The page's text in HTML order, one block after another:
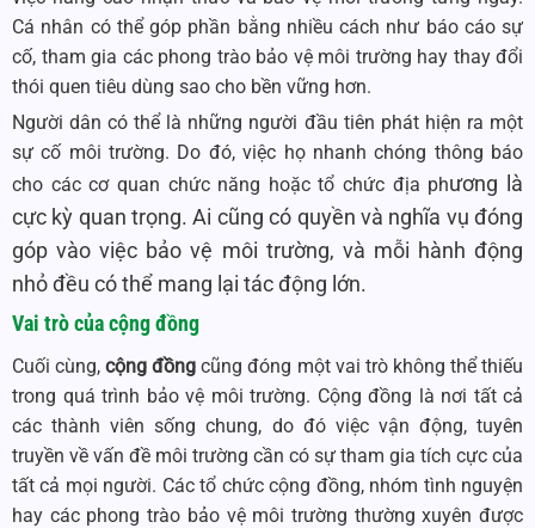
Cá nhân có thể góp phần bằng nhiều cách như báo cáo sự
cố, tham gia các phong trào bảo vệ môi trường hay thay đổi
thói quen tiêu dùng sao cho bền vững hơn.
Người dân có thể là những người đầu tiên phát hiện ra một
sự cố môi trường. Do đó, việc họ nhanh chóng thông báo
cho các cơ quan chức năng hoặc tổ chức địa phương là
cực kỳ quan trọng. Ai cũng có quyền và nghĩa vụ đóng
góp vào việc bảo vệ môi trường, và mỗi hành động
nhỏ đều có thể mang lại tác động lớn.
Vai trò của cộng đồng
Cuối cùng,cộng đồng cũng đóng một vai trò không thể thiếu
trong quá trình bảo vệ môi trường. Cộng đồng là nơi tất cả
các thành viên sống chung, do đó việc vận động, tuyên
truyền về vấn đề môi trường cần có sự tham gia tích cực của
tất cả mọi người. Các tổ chức cộng đồng, nhóm tình nguyện
hay các phong trào bảo vệ môi trường thường xuyên được